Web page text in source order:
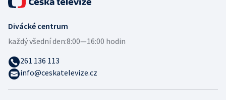
Divácké centrum
každý všední den:8:00—16:00 hodin
261 136 113
info@ceskatelevize.cz